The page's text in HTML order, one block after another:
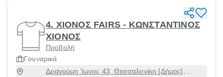
4. ΧΙΟΝΟΣ FAIRS - ΚΩΝΣΤΑΝΤΙΝΟΣ
ΧΙΟΝΟΣ
Προβολή
Γουναρικά
Δραγούμη Ίωνος 43, Θεσσαλονίκη [Δήμος],